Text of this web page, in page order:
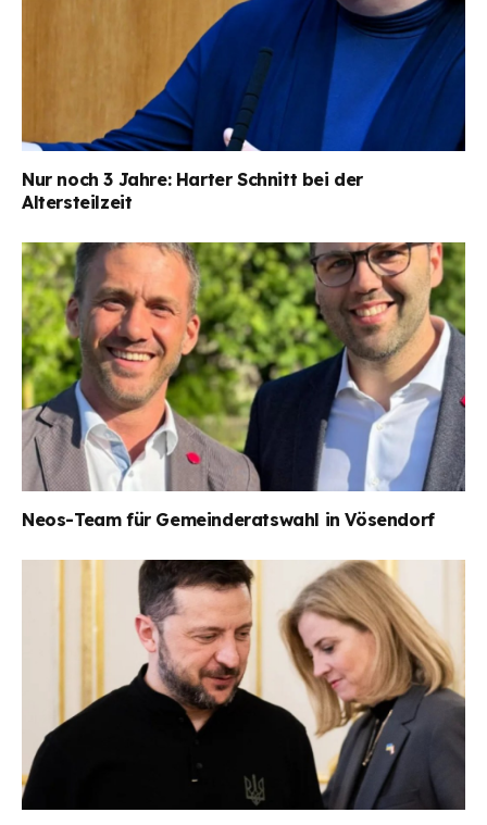
Nur noch 3 Jahre: Harter Schnitt bei der
Altersteilzeit
Neos-Team für Gemeinderatswahl in Vösendorf